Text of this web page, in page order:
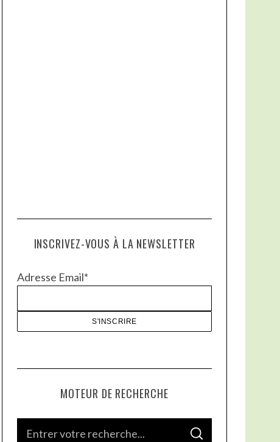
INSCRIVEZ-VOUS À LA NEWSLETTER
Adresse Email*
MOTEUR DE RECHERCHE
S